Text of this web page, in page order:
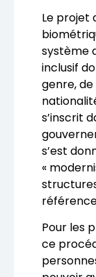
Le projet
système
inclusif
genre,
s’inscrit
s’est
«
Pour les
ce